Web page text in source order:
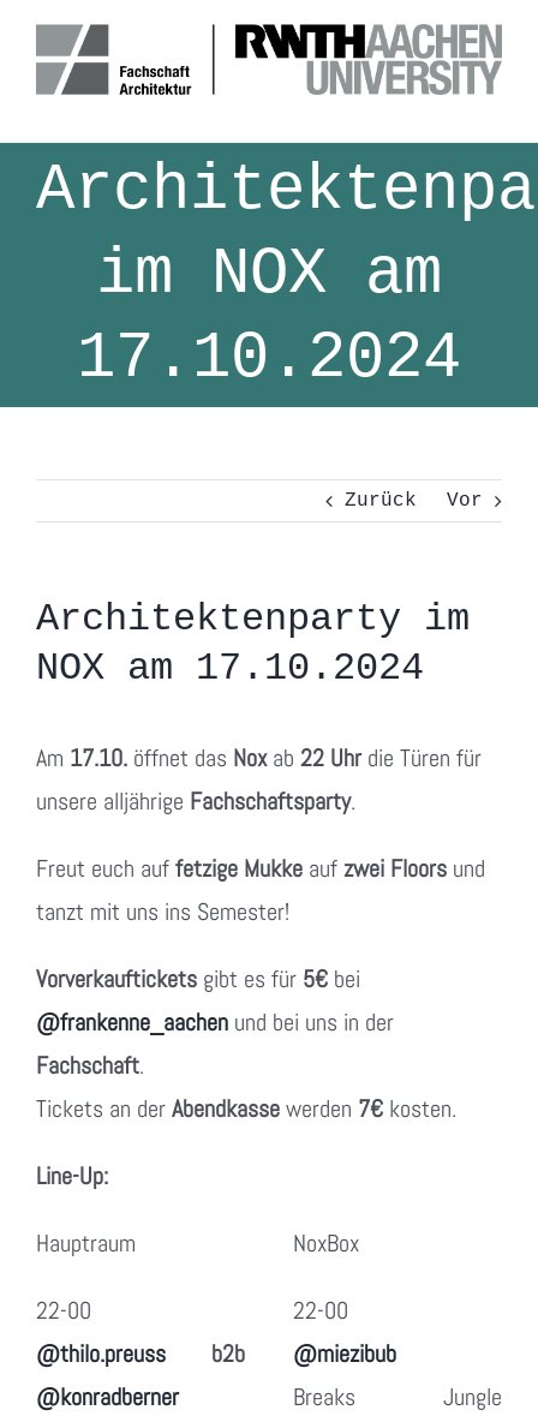
springen
im NOX am
17.10.2024
Zurück Vor
Architektenparty im
NOX am 17.10.2024
Am 17.10.öffnet das Noxab 22 Uhrdie Türen für
unsere alljährige Fachschaftsparty.
Freut euch auffetzige Mukkeaufzwei Floorsund
tanzt mit uns ins Semester!
Vorverkaufticketsgibt es für 5€bei
@frankenne_aachenund bei uns in der
Fachschaft.
Tickets an derAbendkassewerden 7€kosten.
Line-Up:
Hauptraum
22-00
@thilo.preussb2b
@konradberner
NoxBox
22-00
@miezibub
Breaks Jungle